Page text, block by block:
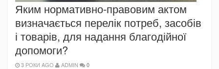
Яким нормативно-правовим актом
визначається перелік потреб, засобів
і товарів, для надання благодійної
допомоги?
3 РОКИ AGO ADMIN 0